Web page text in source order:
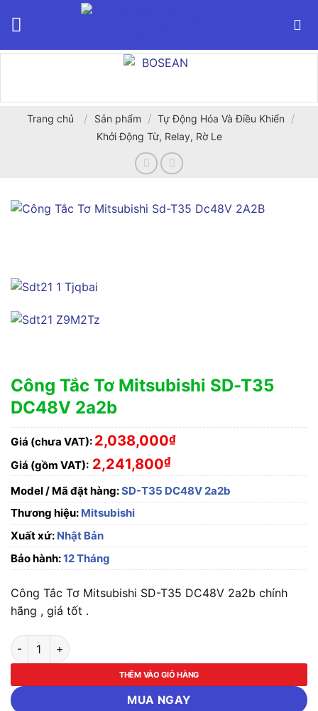
Trang chủ / Sản phẩm / Tự Động Hóa Và Điều Khiển /
Khởi Động Từ, Relay, Rờ Le
Công Tắc Tơ Mitsubishi SD-T35
DC48V 2a2b
Giá (chưa VAT): 2,038,000₫
Giá (gồm VAT): 2,241,800₫
Model / Mã đặt hàng:SD-T35 DC48V 2a2b
Thương hiệu: Mitsubishi
Xuất xứ: Nhật Bản
Bảo hành:12 Tháng
Công Tắc Tơ Mitsubishi SD-T35 DC48V 2a2b chính
hãng , giá tốt .
Công Tắc Tơ Mitsubishi SD-T35 DC48V 2a2b số lượng
THÊM VÀO GIỎ HÀNG
MUA NGAY